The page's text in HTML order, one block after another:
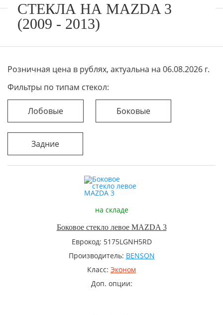
СТЕКЛА НА MAZDA 3
(2009 - 2013)
Розничная цена в рублях, актуальна на 06.08.2026 г.
Фильтры по типам стекол:
Лобовые Боковые
Задние
на складе
Боковое стекло левое MAZDA 3
Еврокод: 5175LGNH5RD
Производитель: BENSON
Класс: Эконом
Доп. опции: